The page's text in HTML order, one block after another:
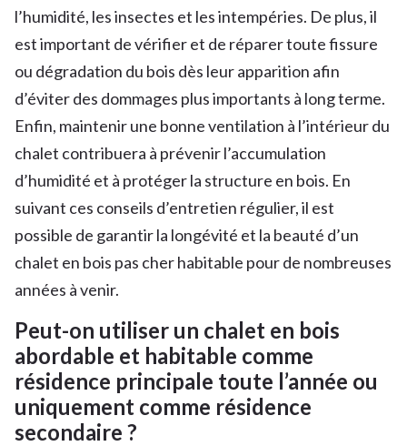
l’humidité, les insectes et les intempéries. De plus, il
est important de vérifier et de réparer toute fissure
ou dégradation du bois dès leur apparition afin
d’éviter des dommages plus importants à long terme.
Enfin, maintenir une bonne ventilation à l’intérieur du
chalet contribuera à prévenir l’accumulation
d’humidité et à protéger la structure en bois. En
suivant ces conseils d’entretien régulier, il est
possible de garantir la longévité et la beauté d’un
chalet en bois pas cher habitable pour de nombreuses
années à venir.
Peut-on utiliser un chalet en bois
abordable et habitable comme
résidence principale toute l’année ou
uniquement comme résidence
secondaire ?